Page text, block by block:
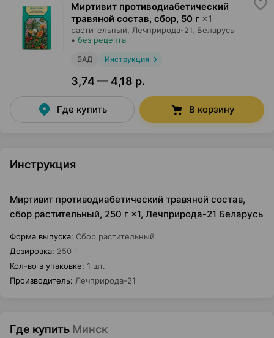
Миртивит противодиабетический
травяной состав, сбор, 50 г ×1
растительный, Лечприрода-21 , Беларусь
• без рецепта
БАД Инструкция
3,74 — 4,18 р.
Где купить В корзину
Инструкция
Миртивит противодиабетический травяной состав,
сбор растительный, 250 г ×1, Лечприрода-21 Беларусь
Форма выпуска: Сбор растительный
Дозировка: 250 г
Кол-во в упаковке: 1 шт.
Производитель: Лечприрода-21
Где купить Минск